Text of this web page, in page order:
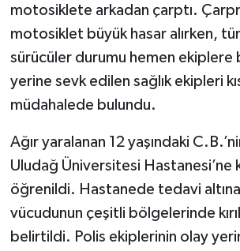
motosiklete arkadan çarptı.
motosiklet büyük hasar alırken,
sürücüler durumu hemen ekiplere
yerine sevk edilen sağlık ekipleri
müdahalede bulundu.
Ağır yaralanan 12 yaşındaki
Uludağ Üniversitesi Hastanesi’ne
öğrenildi. Hastanede tedavi altına
vücudunun çeşitli bölgelerinde
belirtildi. Polis ekiplerinin olay